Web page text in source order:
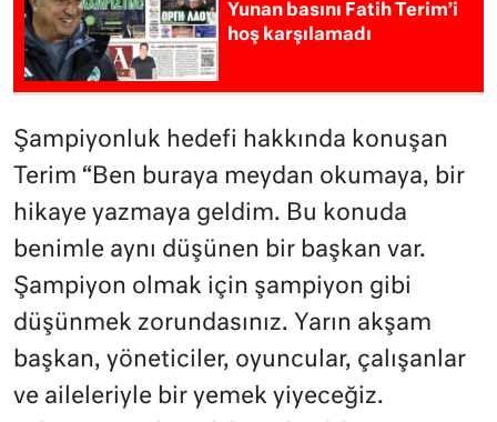
Yunan basını Fatih Terim’i
hoş karşılamadı
Şampiyonluk hedefi hakkında konuşan
Terim “Ben buraya meydan okumaya, bir
hikaye yazmaya geldim. Bu konuda
benimle aynı düşünen bir başkan var.
Şampiyon olmak için şampiyon gibi
düşünmek zorundasınız. Yarın akşam
başkan, yöneticiler, oyuncular, çalışanlar
ve aileleriyle bir yemek yiyeceğiz.